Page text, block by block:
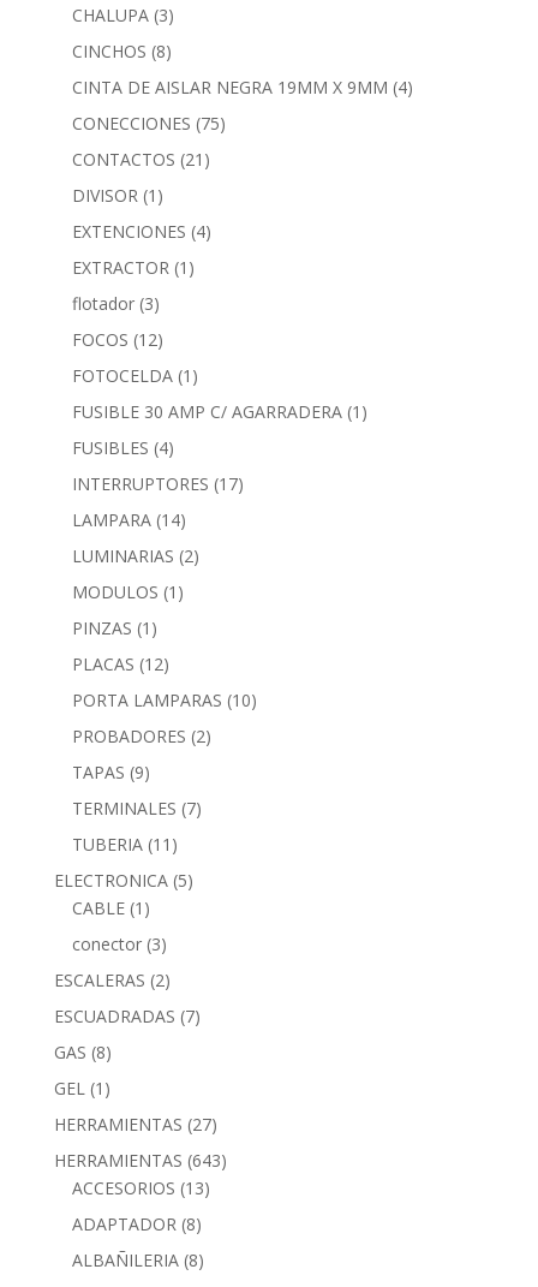
CHALUPA (3)
CINCHOS (8)
CINTA DE AISLAR NEGRA 19MM X 9MM (4)
CONECCIONES (75)
CONTACTOS (21)
DIVISOR (1)
EXTENCIONES (4)
EXTRACTOR (1)
flotador (3)
FOCOS (12)
FOTOCELDA (1)
FUSIBLE 30 AMP C/ AGARRADERA (1)
FUSIBLES (4)
INTERRUPTORES (17)
LAMPARA (14)
LUMINARIAS (2)
MODULOS (1)
PINZAS (1)
PLACAS (12)
PORTA LAMPARAS (10)
PROBADORES (2)
TAPAS (9)
TERMINALES (7)
TUBERIA (11)
ELECTRONICA (5)
CABLE (1)
conector (3)
ESCALERAS (2)
ESCUADRADAS (7)
GAS (8)
GEL (1)
HERRAMIENTAS (27)
HERRAMIENTAS (643)
ACCESORIOS (13)
ADAPTADOR (8)
ALBAÑILERIA (8)